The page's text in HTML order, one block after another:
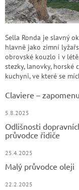
Sella Ronda je slavný
hlavně jako zimní
obrovské kouzlo i v
stezky, lanovky, horské
kuchyni, ve které se
Claviere –
5.8.2025
Odlišnosti
průvodce řidiče
25.4.2025
Malý průvodce oleji
22.2.2025